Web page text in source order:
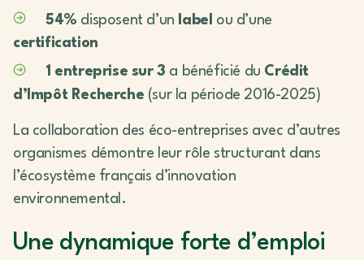
54% disposent d’un label ou d’une
certification
1 entreprise sur 3 a bénéficié du Crédit
d’Impôt Recherche (sur la période 2016-2025)
La collaboration des éco-entreprises avec d’autres
organismes démontre leur rôle structurant dans
l’écosystème français d’innovation
environnemental.
Une dynamique forte d’emploi